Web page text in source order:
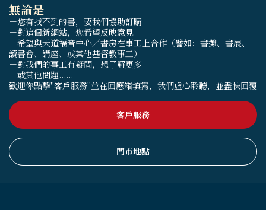
無論是
－您有找不到的書，要我們協助訂購
－對這個新網站，您希望反映意見
－希望與天道福音中心／書房在事工上合作（譬如：書攤、書展、
讀書會、講座、或其他基督教事工）
－對我們的事工有疑問，想了解更多
－或其他問題......
歡迎你點擊"客戶服務"並在回應箱填寫，我們虛心聆聽，並盡快回覆
客戶服務
門市地點